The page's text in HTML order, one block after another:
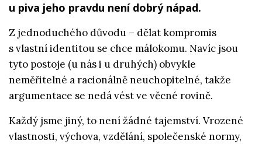
u piva jeho pravdu není dobrý nápad.
Z jednoduchého důvodu – dělat kompromis
s vlastní identitou se chce málokomu. Navíc jsou
tyto postoje (u nás i u druhých) obvykle
neměřitelné a racionálně neuchopitelné, takže
argumentace se nedá vést ve věcné rovině.
Každý jsme jiný, to není žádné tajemství. Vrozené
vlastnosti, výchova, vzdělání, společenské normy,